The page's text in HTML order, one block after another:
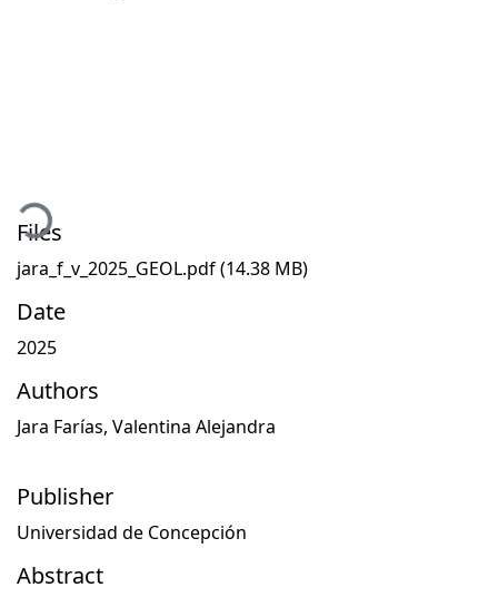
Loading...
Files
jara_f_v_2025_GEOL.pdf(14.38 MB)
Date
2025
Authors
Jara Farías, Valentina Alejandra
Publisher
Universidad de Concepción
Abstract